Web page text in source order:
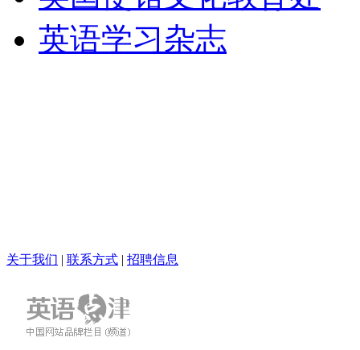
英语学习杂志
关于我们 | 联系方式 | 招聘信息